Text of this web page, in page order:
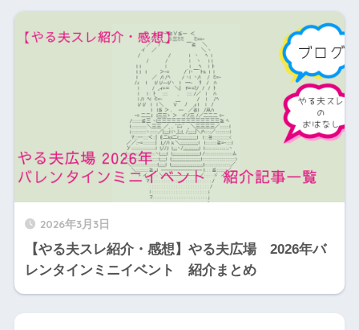
2026年3月3日
【やる夫スレ紹介・感想】やる夫広場 2026年バ
レンタインミニイベント 紹介まとめ